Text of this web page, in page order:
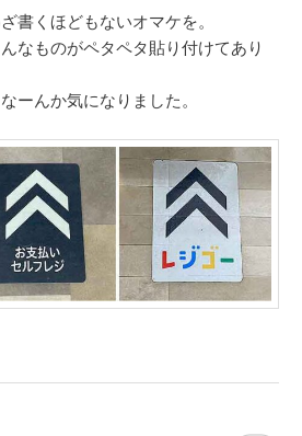
書くほどもないオマケを。
なものがペタペタ貼り付けてあり
ーんか気になりました。